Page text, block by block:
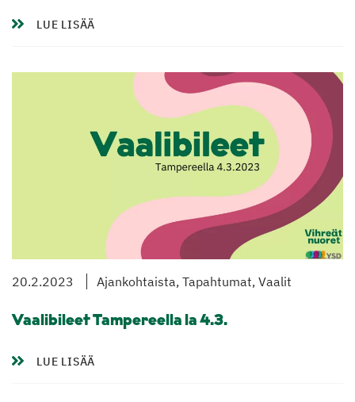
LUE LISÄÄ
20.2.2023 Ajankohtaista, Tapahtumat, Vaalit
Vaalibileet Tampereella la 4.3.
LUE LISÄÄ